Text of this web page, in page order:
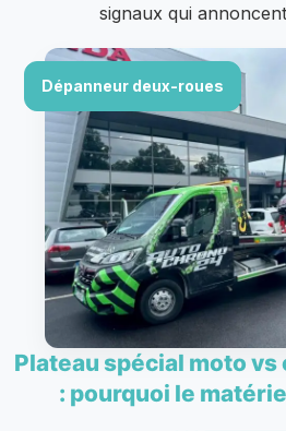
signaux qui
Dépanneur deux-roues
Plateau spécial moto
: pourquoi le